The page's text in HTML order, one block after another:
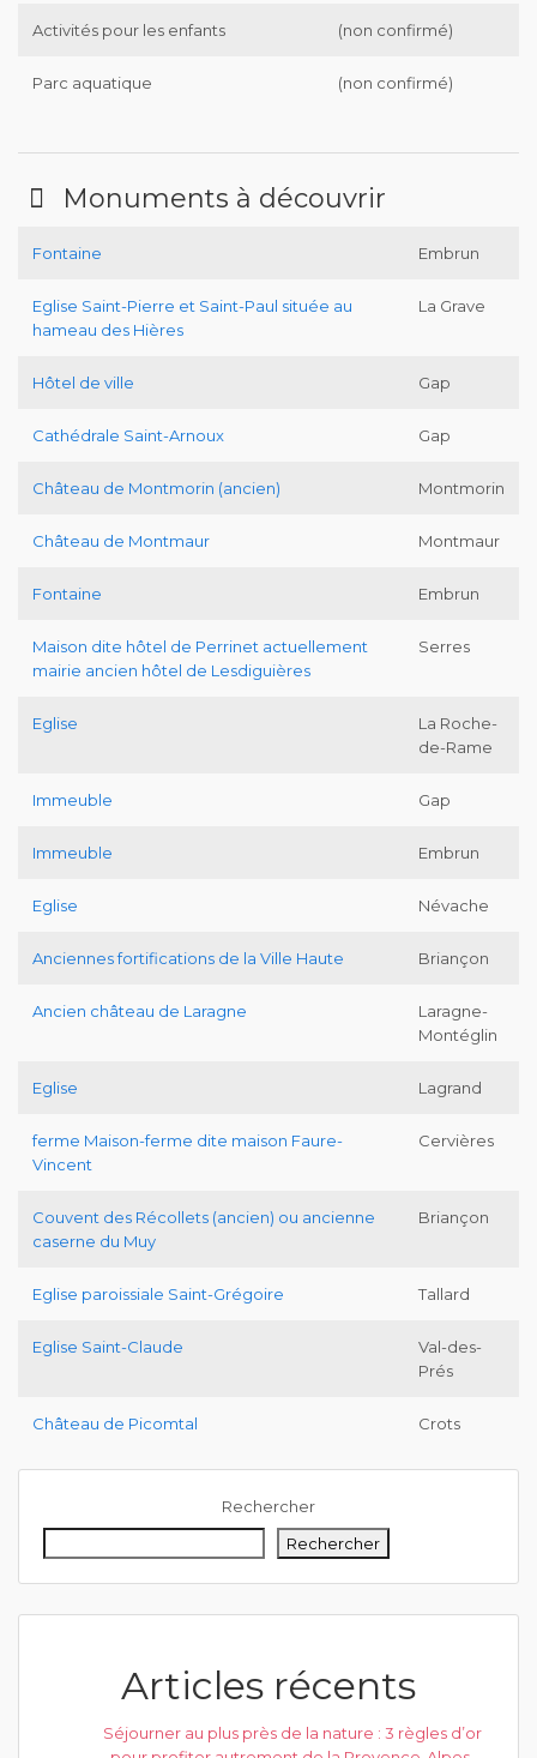
Activités pour les enfants (non confirmé)
Parc aquatique (non confirmé)
Monuments à découvrir
Fontaine Embrun
Eglise Saint-Pierre et Saint-Paul située au
hameau des Hières
La Grave
Hôtel de ville Gap
Cathédrale Saint-Arnoux Gap
Château de Montmorin (ancien) Montmorin
Château de Montmaur Montmaur
Fontaine Embrun
Maison dite hôtel de Perrinet actuellement
mairie ancien hôtel de Lesdiguières
Serres
Eglise
La Roche-
de-Rame
Immeuble Gap
Immeuble Embrun
Eglise Névache
Anciennes fortifications de la Ville Haute Briançon
Ancien château de Laragne
Laragne-
Montéglin
Eglise Lagrand
ferme Maison-ferme dite maison Faure-
Vincent
Cervières
Couvent des Récollets (ancien) ou ancienne
caserne du Muy
Briançon
Eglise paroissiale Saint-Grégoire Tallard
Eglise Saint-Claude
Val-des-
Prés
Château de Picomtal Crots
Rechercher
Rechercher
Articles récents
Séjourner au plus près de la nature : 3 règles d’or